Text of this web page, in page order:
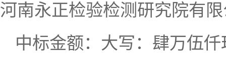
河南永正检验检测研究院有
中标金额：大写：肆万伍